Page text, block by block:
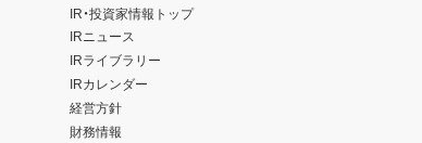
IR・投資家情報トップ
IRニュース
IRライブラリー
IRカレンダー
経営方針
財務情報